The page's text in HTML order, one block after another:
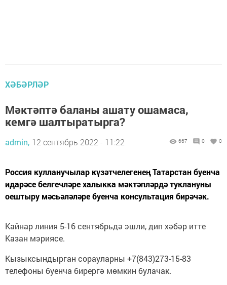
ХӘБӘРЛӘР
Мәктәптә баланы ашату ошамаса,
кемгә шалтыратырга?
admin, 12 сентябрь 2022 - 11:22 667 0 0
Россия кулланучылар күзәтчелегенең Татарстан буенча
идарәсе белгечләре халыкка мәктәпләрдә туклануны
оештыру мәсьәләләре буенча консультация бирәчәк.
Кайнар линия 5-16 сентябрьдә эшли, дип хәбәр итте
Казан мэриясе.
Кызыксындырган сорауларны +7(843)273-15-83
телефоны буенча бирергә мөмкин булачак.